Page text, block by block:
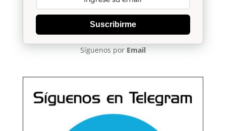
Suscribirme
Síguenos por Email